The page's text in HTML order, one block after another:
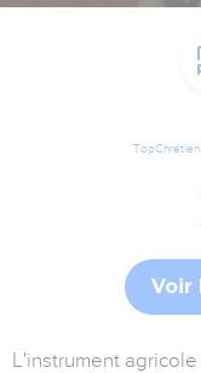
TopChrétien
Voir
L'instrument